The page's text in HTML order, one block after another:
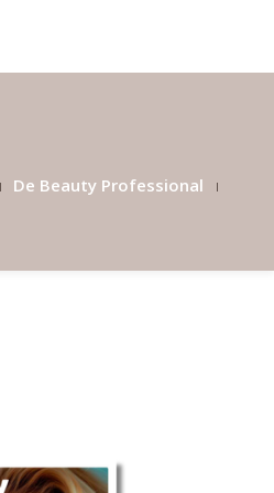
De Beauty Professional